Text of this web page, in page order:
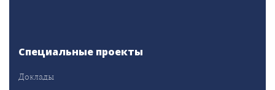
Специальные проекты
Доклады